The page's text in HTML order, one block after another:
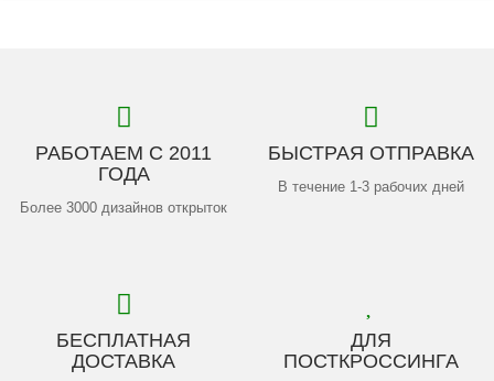
РАБОТАЕМ С 2011
ГОДА
Более 3000 дизайнов открыток
БЫСТРАЯ ОТПРАВКА
В течение 1-3 рабочих дней
БЕСПЛАТНАЯ
ДОСТАВКА
ДЛЯ
ПОСТКРОССИНГА